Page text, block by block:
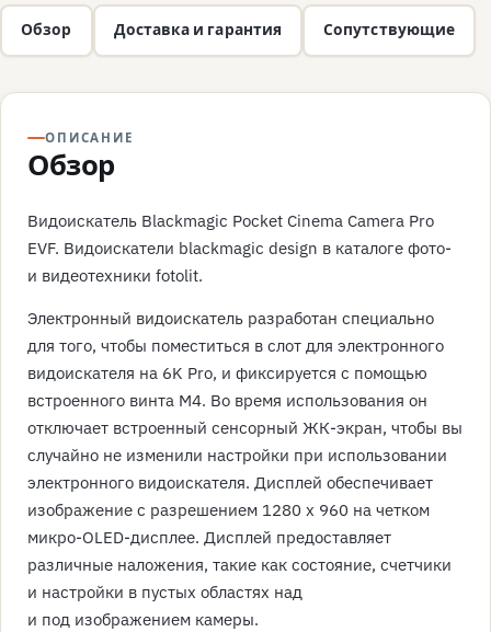
Обзор Доставка и гарантия Сопутствующие
ОПИСАНИЕ
Обзор
Видоискатель Blackmagic Pocket Cinema Camera Pro
EVF. Видоискатели blackmagic design в каталоге фото-
и видеотехники fotolit.
Электронный видоискатель разработан специально
для того, чтобы поместиться в слот для электронного
видоискателя на 6K Pro, и фиксируется с помощью
встроенного винта M4. Во время использования он
отключает встроенный сенсорный ЖК-экран, чтобы вы
случайно не изменили настройки при использовании
электронного видоискателя. Дисплей обеспечивает
изображение с разрешением 1280 x 960 на четком
микро-OLED-дисплее. Дисплей предоставляет
различные наложения, такие как состояние, счетчики
и настройки в пустых областях над
и под изображением камеры.